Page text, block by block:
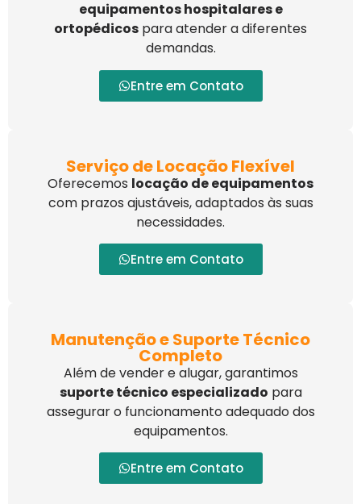
equipamentos hospitalares e
ortopédicos para atender a diferentes
demandas.
Entre em Contato
Serviço de Locação Flexível
Oferecemos locação de equipamentos
com prazos ajustáveis, adaptados às suas
necessidades.
Entre em Contato
Manutenção e Suporte Técnico
Completo
Além de vender e alugar, garantimos
suporte técnico especializado para
assegurar o funcionamento adequado dos
equipamentos.
Entre em Contato